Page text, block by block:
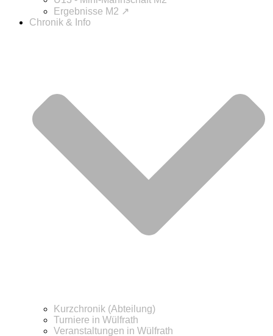
Ergebnisse M2 ↗
Chronik & Info
Kurzchronik (Abteilung)
Turniere in Wülfrath
Veranstaltungen in Wülfrath